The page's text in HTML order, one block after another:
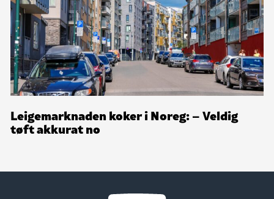
Leigemarknaden koker i Noreg: – Veldig
tøft akkurat no